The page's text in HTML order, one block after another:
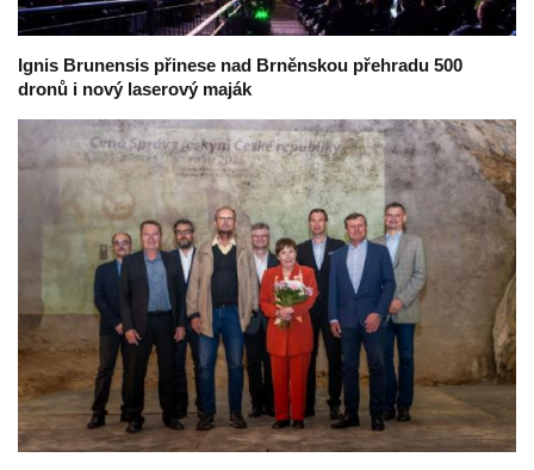
Ignis Brunensis přinese nad Brněnskou přehradu 500
dronů i nový laserový maják